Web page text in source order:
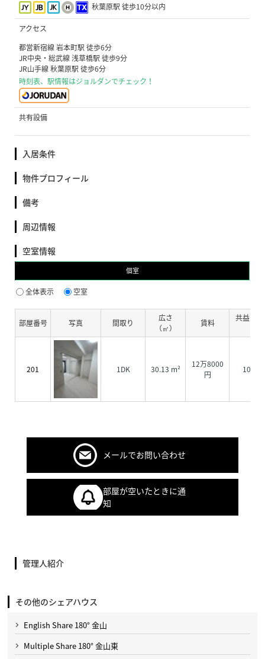
秋葉原駅 徒歩10分以内
アクセス
都営新宿線 岩本町駅 徒歩6分
JR中央・総武線 浅草橋駅 徒歩9分
JR山手線 秋葉原駅 徒歩6分
時刻表、駅情報はジョルダンでチェック！
共有設備
入居条件
物件プロフィール
備考
周辺情報
空室情報
個室
全体表示 空室
部屋番号 写真 間取り
広さ
（㎡）
賃料
共益費
201 1DK 30.13 m²
12万8000
円
メールでお問い合わせ
部屋が空いたときに通
知
管理人紹介
その他のシェアハウス
English Share 180° 金山
Multiple Share 180° 金山東